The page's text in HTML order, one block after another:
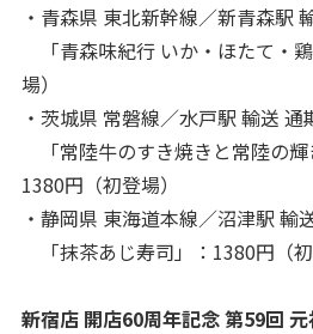
・青森県 東北新幹線／新青森駅
「青森味紀行 いか・ほたて・
場）
・茨城県 常磐線／水戸駅 輸送 通
「常陸牛のすき焼きと常陸の輝
1380円（初登場）
・静岡県 東海道本線／沼津駅 輸
「抹茶あじ寿司」：1380円（初
新宿店 開店60周年記念 第59回